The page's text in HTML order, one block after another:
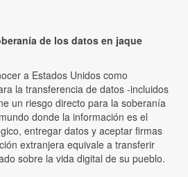
de los datos en jaque
a Estados Unidos como
la transferencia de datos -incluidos
un riesgo directo para la soberanía
donde la información es el
entregar datos y aceptar firmas
extranjera equivale a transferir
sobre la vida digital de su pueblo.